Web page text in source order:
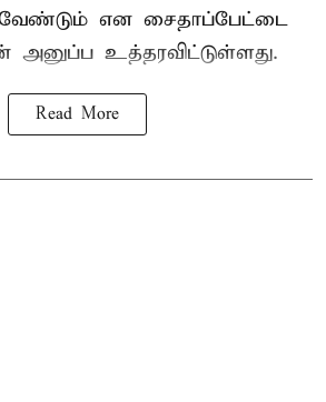
என சைதாப்பேட்டை
அனுப்ப உத்தரவிட்டுள்ளது.
Read More